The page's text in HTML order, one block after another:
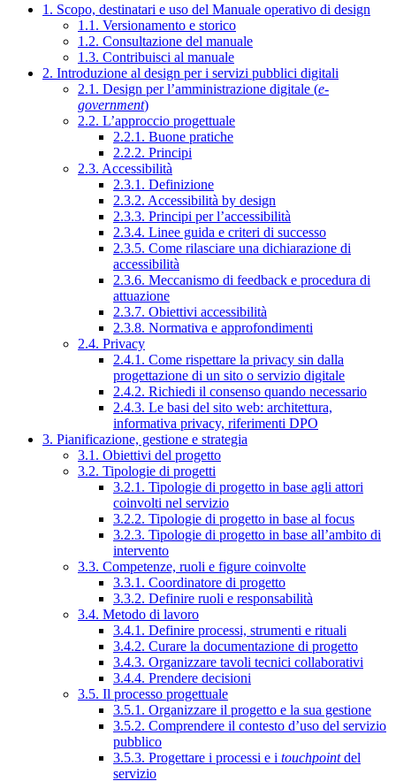
1. Scopo, destinatari e uso del Manuale operativo di design
1.1. Versionamento e storico
1.2. Consultazione del manuale
1.3. Contribuisci al manuale
2. Introduzione al design per i servizi pubblici digitali
2.1. Design per l’amministrazione digitale (e-
government)
2.2. L’approccio progettuale
2.2.1. Buone pratiche
2.2.2. Principi
2.3. Accessibilità
2.3.1. Definizione
2.3.2. Accessibilità by design
2.3.3. Principi per l’accessibilità
2.3.4. Linee guida e criteri di successo
2.3.5. Come rilasciare una dichiarazione di
accessibilità
2.3.6. Meccanismo di feedback e procedura di
attuazione
2.3.7. Obiettivi accessibilità
2.3.8. Normativa e approfondimenti
2.4. Privacy
2.4.1. Come rispettare la privacy sin dalla
progettazione di un sito o servizio digitale
2.4.2. Richiedi il consenso quando necessario
2.4.3. Le basi del sito web: architettura,
informativa privacy, riferimenti DPO
3. Pianificazione, gestione e strategia
3.1. Obiettivi del progetto
3.2. Tipologie di progetti
3.2.1. Tipologie di progetto in base agli attori
coinvolti nel servizio
3.2.2. Tipologie di progetto in base al focus
3.2.3. Tipologie di progetto in base all’ambito di
intervento
3.3. Competenze, ruoli e figure coinvolte
3.3.1. Coordinatore di progetto
3.3.2. Definire ruoli e responsabilità
3.4. Metodo di lavoro
3.4.1. Definire processi, strumenti e rituali
3.4.2. Curare la documentazione di progetto
3.4.3. Organizzare tavoli tecnici collaborativi
3.4.4. Prendere decisioni
3.5. Il processo progettuale
3.5.1. Organizzare il progetto e la sua gestione
3.5.2. Comprendere il contesto d’uso del servizio
pubblico
3.5.3. Progettare i processi e i touchpointdel
servizio